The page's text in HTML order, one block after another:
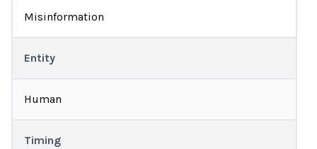
Misinformation
Entity
Human
Timing